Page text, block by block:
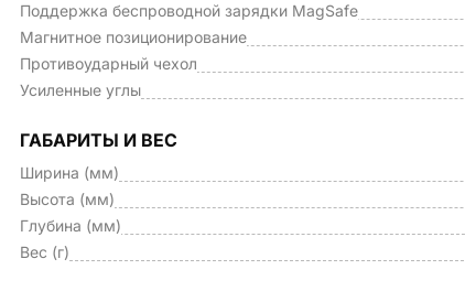
Поддержка беспроводной зарядки MagSafe
Магнитное позиционирование
Противоударный чехол
Усиленные углы
ГАБАРИТЫ И ВЕС
Ширина (мм)
Высота (мм)
Глубина (мм)
Вес (г)